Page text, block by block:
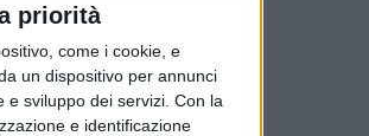
priorità
come i cookie, e
un dispositivo per annunci
sviluppo dei servizi. Con la
e identificazione
è